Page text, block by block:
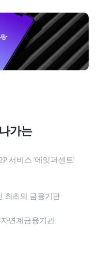
가는
서비스 '에잇퍼센트'
최초의 금융기관
✔  대한민국 1호 온라인투자연계금융기관